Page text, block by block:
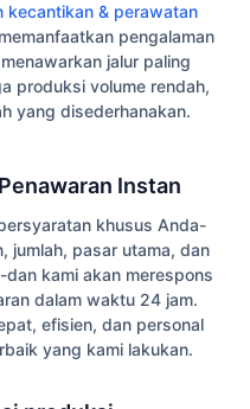
kecantikan & perawatan
pengalaman
jalur paling
produksi volume rendah,
yang disederhanakan.
Instan
khusus Anda-
jumlah, pasar utama, dan
dan kami akan merespons
dalam waktu 24 jam.
efisien, dan personal
yang kami lakukan.